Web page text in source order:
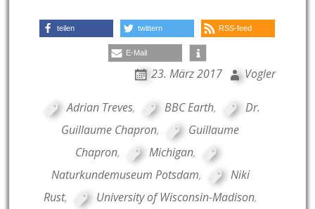
teilen twittern RSS-feed
E-Mail
23. März 2017 Vogler
Adrian Treves, BBC Earth,
Dr.
Guillaume Chapron,
Guillaume
Chapron, Michigan,
Naturkundemuseum Potsdam,
Niki
Rust, University of Wisconsin-Madison,